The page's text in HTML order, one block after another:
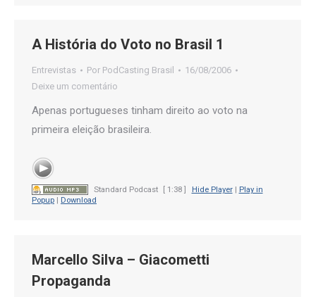
A História do Voto no Brasil 1
Entrevistas Por PodCasting Brasil
16/08/2006
Deixe um comentário
Apenas portugueses tinham direito ao voto na
primeira eleição brasileira.
Standard Podcast [ 1:38 ] Hide Player| Play in
Popup
Download
Marcello Silva – Giacometti
Propaganda